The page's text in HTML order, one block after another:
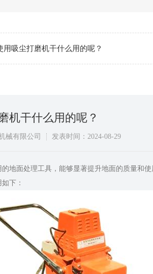
吸尘打磨机干什么用的呢？
机干什么用的呢？
械有限公司 发表时间：2024-08-29
地面处理工具，能够显著提升地面的质量和
下：